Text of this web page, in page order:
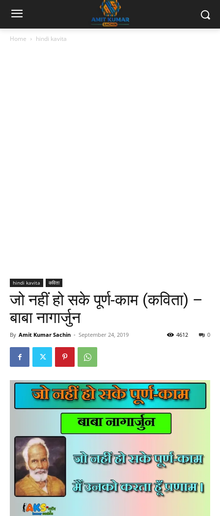
Home hindi kavita
hindi kavita कविता
जो नहीं हो सके पूर्ण-काम (कविता) –
बाबा नागार्जुन
By Amit Kumar Sachin - September 24, 2019 0
4612